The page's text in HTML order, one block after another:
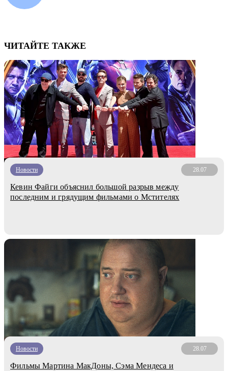
ЧИТАЙТЕ ТАКЖЕ
Новости 28.07
Кевин Файги объяснил большой разрыв между
последним и грядущим фильмами о Мстителях
Новости 28.07
Фильмы Мартина МакДоны, Сэма Мендеса и